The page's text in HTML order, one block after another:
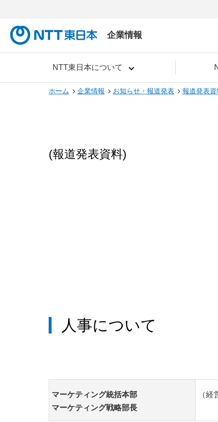
企業情報
NTT東日本について
ホーム 企業情報 お知らせ・報道発表 報道発表資
(報道発表資料)
人事について
マーケティング統括本部
マーケティング戦略部長
（